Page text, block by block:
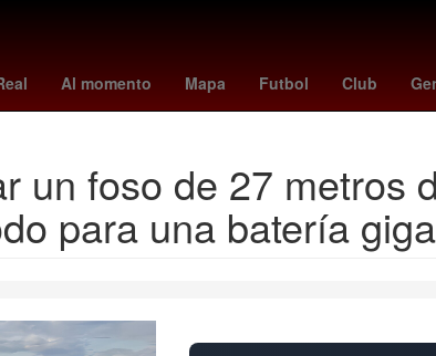
Al momento Mapa Futbol Club
Argentina Cartagena de Indias Perú
un foso de 27 metros
para una batería